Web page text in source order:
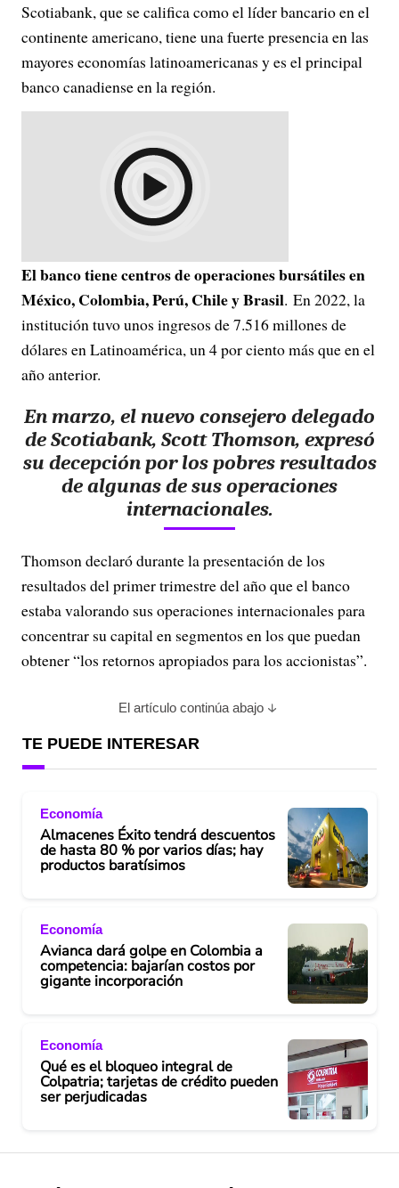
Scotiabank, que se califica como el líder bancario en el
continente americano, tiene una fuerte presencia en las
mayores economías latinoamericanas y es el principal
banco canadiense en la región.
El banco tiene centros de operaciones bursátiles en
México, Colombia, Perú, Chile y Brasil. En 2022, la
institución tuvo unos ingresos de 7.516 millones de
dólares en Latinoamérica, un 4 por ciento más que en el
año anterior.
En marzo, el nuevo consejero delegado
de Scotiabank, Scott Thomson, expresó
su decepción por los pobres resultados
de algunas de sus operaciones
internacionales.
Thomson declaró durante la presentación de los
resultados del primer trimestre del año que el banco
estaba valorando sus operaciones internacionales para
concentrar su capital en segmentos en los que puedan
obtener “los retornos apropiados para los accionistas”.
El artículo continúa abajo
TE PUEDE INTERESAR
Economía
Almacenes Éxito tendrá descuentos
de hasta 80 % por varios días; hay
productos baratísimos
Economía
Avianca dará golpe en Colombia a
competencia: bajarían costos por
gigante incorporación
Economía
Qué es el bloqueo integral de
Colpatria; tarjetas de crédito pueden
ser perjudicadas